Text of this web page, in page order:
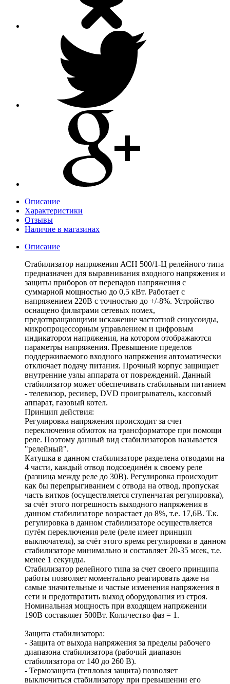
Описание
Характеристики
Отзывы
Наличие в магазинах
Описание
Стабилизатор напряжения АСН 500/1-Ц релейного типа
предназначен для выравнивания входного напряжения и
защиты приборов от перепадов напряжения с
суммарной мощностью до 0,5 кВт. Работает с
напряжением 220В с точностью до +/-8%. Устройство
оснащено фильтрами сетевых помех,
предотвращающими искажение частотной синусоиды,
микропроцессорным управлением и цифровым
индикатором напряжения, на котором отображаются
параметры напряжения. Превышение пределов
поддерживаемого входного напряжения автоматически
отключает подачу питания. Прочный корпус защищает
внутренние узлы аппарата от повреждений. Данный
стабилизатор может обеспечивать стабильным питанием
- телевизор, ресивер, DVD проигрыватель, кассовый
аппарат, газовый котел.
Принцип действия:
Регулировка напряжения происходит за счет
переключения обмоток на трансформаторе при помощи
реле. Поэтому данный вид стабилизаторов называется
"релейный".
Катушка в данном стабилизаторе разделена отводами на
4 части, каждый отвод подсоединён к своему реле
(разница между реле до 30В). Регулировка происходит
как бы перепрыгиванием с отвода на отвод, пропуская
часть витков (осуществляется ступенчатая регулировка),
за счёт этого погрешность выходного напряжения в
данном стабилизаторе возрастает до 8%, т.е. 17,6В. Т.к.
регулировка в данном стабилизаторе осуществляется
путём переключения реле (реле имеет принцип
выключателя), за счёт этого время регулировки в данном
стабилизаторе минимально и составляет 20-35 мсек, т.е.
менее 1 секунды.
Стабилизатор релейного типа за счет своего принципа
работы позволяет моментально реагировать даже на
самые значительные и частые изменения напряжения в
сети и предотвратить выход оборудования из строя.
Номинальная мощность при входящем напряжении
190В составляет 500Вт. Количество фаз = 1.
Защита стабилизатора:
- Защита от выхода напряжения за пределы рабочего
диапазона стабилизатора (рабочий диапазон
стабилизатора от 140 до 260 В).
- Термозащита (тепловая защита) позволяет
выключиться стабилизатору при превышении его